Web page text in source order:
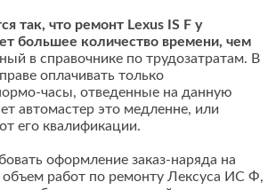
так, что ремонт Lexus IS F у
большее количество времени, чем
в справочнике по трудозатратам. В
оплачивать только
часы, отведенные на данную
автомастер это медленне, или
его квалификации.
оформление заказ-наряда на
работ по ремонту Лексуса ИС Ф,